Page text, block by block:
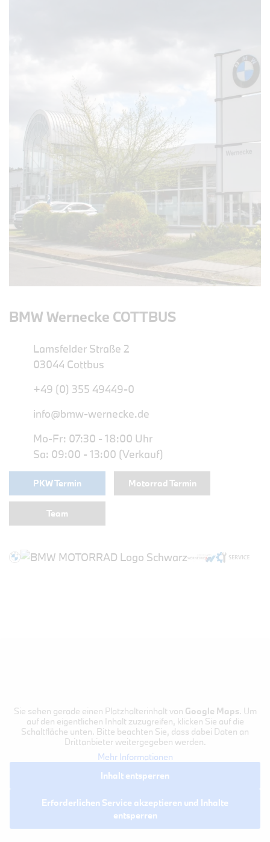
BMW Wernecke COTTBUS
Lamsfelder Straße 2
03044 Cottbus
+49 (0) 355 49449-0
info@bmw-wernecke.de
Mo-Fr: 07:30 - 18:00 Uhr
Sa: 09:00 - 13:00 (Verkauf)
PKW Termin Motorrad Termin
Team
Sie sehen gerade einen Platzhalterinhalt von Google Maps. Um
auf den eigentlichen Inhalt zuzugreifen, klicken Sie auf die
Schaltfläche unten. Bitte beachten Sie, dass dabei Daten an
Drittanbieter weitergegeben werden.
Mehr Informationen
Inhalt entsperren
Erforderlichen Service akzeptieren und Inhalte
entsperren